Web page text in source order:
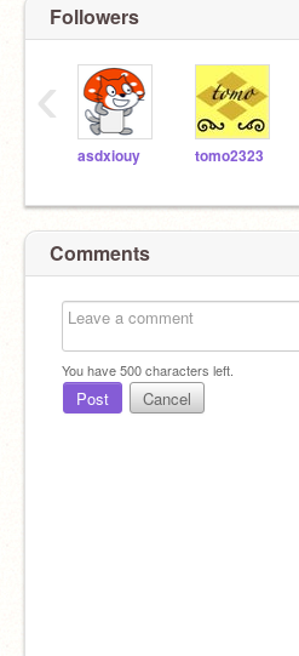
Followers
asdxiouy tomo2323
‹
Comments
You have500characters left.
Post Cancel